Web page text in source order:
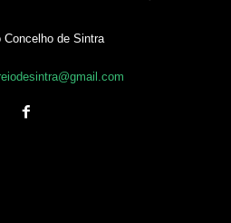
Concelho de Sintra